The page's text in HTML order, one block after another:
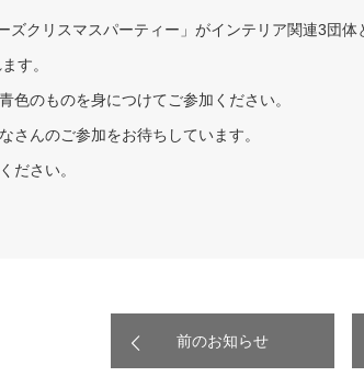
ズクリスマスパーティー」がインテリア関連3団体
す。
青色のものを身につけてご参加ください。
さんのご参加をお待ちしています。
ださい。
前のお知らせ